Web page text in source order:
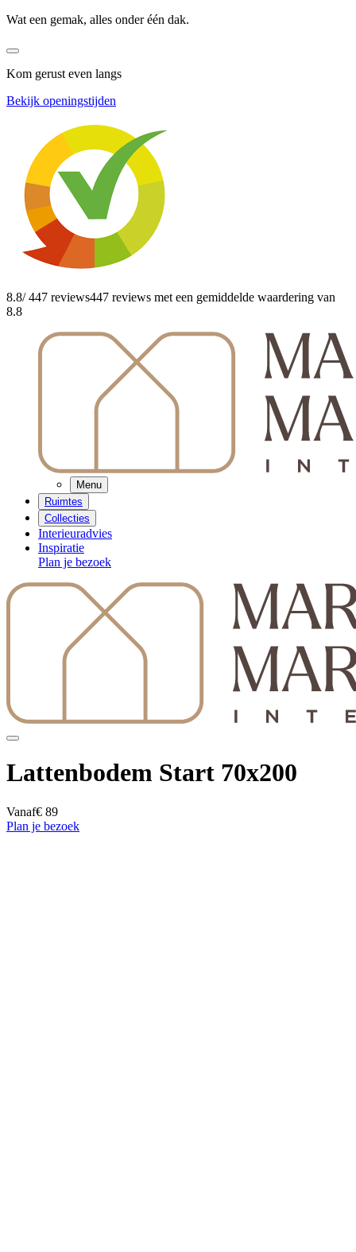
Wat een gemak, alles onder één dak.
Kom gerust even langs
Bekijk openingstijden
8.8/ 447 reviews447 reviews met een gemiddelde waardering van
8.8
Menu
Ruimtes
Collecties
Interieuradvies
Inspiratie
Plan je bezoek
Lattenbodem Start 70x200
Vanaf€ 89
Plan je bezoek